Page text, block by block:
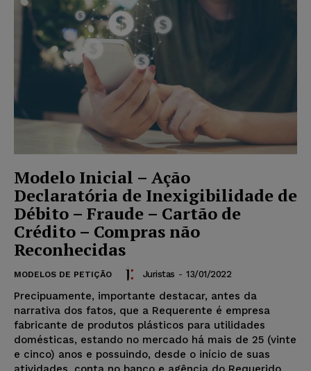
Modelo Inicial – Ação
Declaratória de Inexigibilidade de
Débito – Fraude – Cartão de
Crédito – Compras não
Reconhecidas
MODELOS DE PETIÇÃO Juristas - 13/01/2022
Precipuamente, importante destacar, antes da
narrativa dos fatos, que a Requerente é empresa
fabricante de produtos plásticos para utilidades
domésticas, estando no mercado há mais de 25 (vinte
e cinco) anos e possuindo, desde o início de suas